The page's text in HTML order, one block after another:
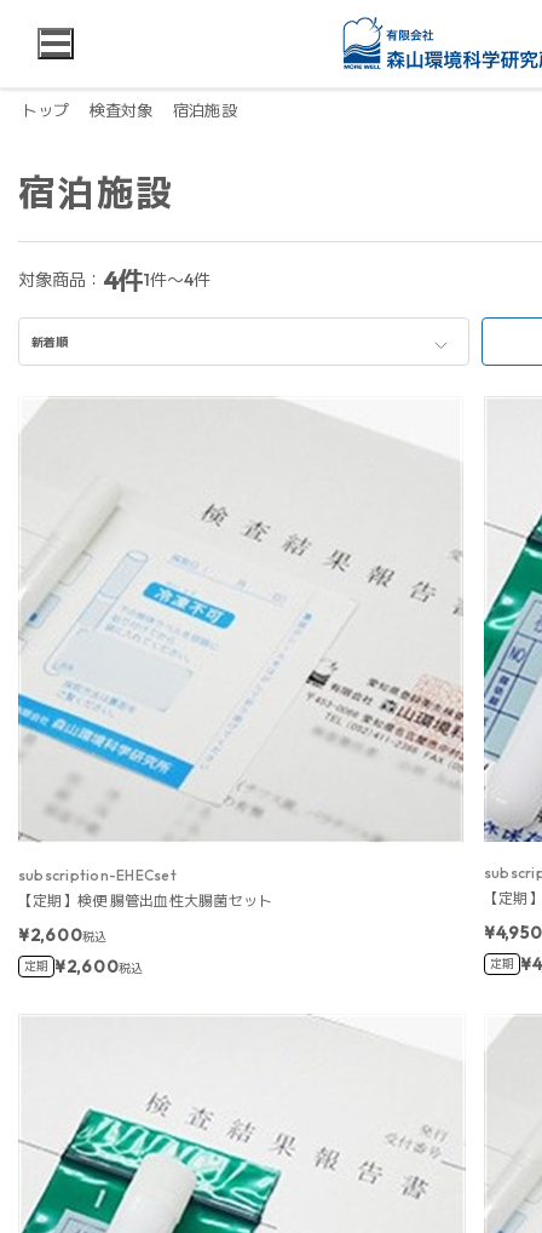
トップ 検査対象 宿泊施設
宿泊施設
対象商品： 4件1件～4件
新着順
subscription-EHECset
【定期】検便 腸管出血性大腸菌セット
¥2,600税込
定期 ¥2,600税込
【定期
¥4,950
定期